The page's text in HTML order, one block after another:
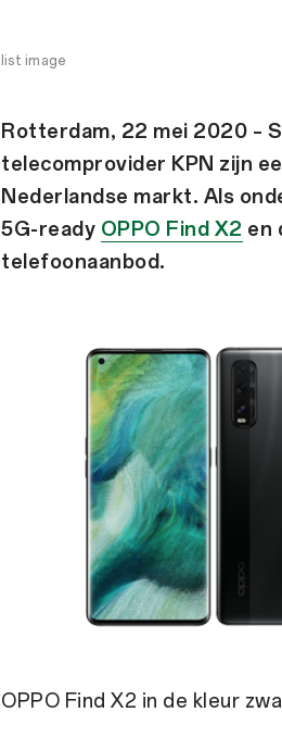
list image
Rotterdam, 22 mei 2020 –
telecomprovider KPN zijn
Nederlandse markt. Als
5G-ready OPPO Find X2 en
telefoonaanbod.
OPPO Find X2 in de kleur